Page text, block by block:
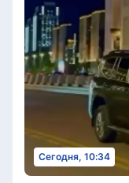
Сегодня, 10:34